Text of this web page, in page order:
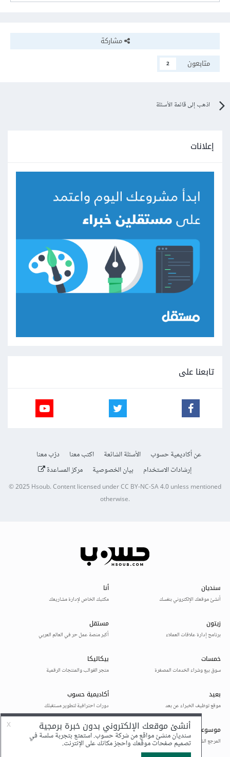
مشاركة
متابعون
2
اذهب إلى قائمة الأسئلة
إعلانات
تابعنا على
عن أكاديمية حسوب الأسئلة الشائعة اكتب معنا
درّب معنا
إرشادات الاستخدام
بيان الخصوصية مركز المساعدة
© 2025Hsoub.Content licensed underCC BY-NC-SA 4.0unless mentioned
otherwise.